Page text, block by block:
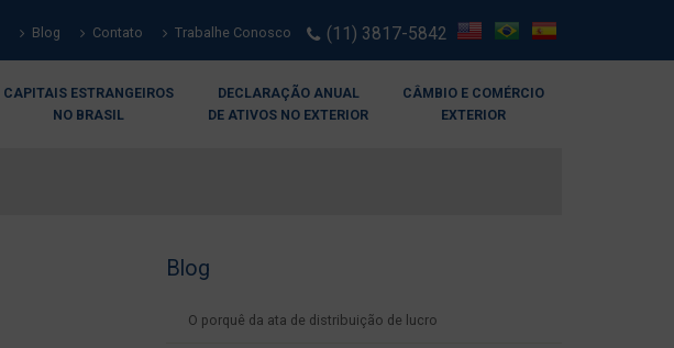
Blog Contato Trabalhe Conosco (11) 3817-5842
CAPITAIS ESTRANGEIROS
NO BRASIL
DECLARAÇÃO ANUAL
DE ATIVOS NO EXTERIOR
CÂMBIO E COMÉRCIO
EXTERIOR
Blog
O porquê da ata de distribuição de lucro